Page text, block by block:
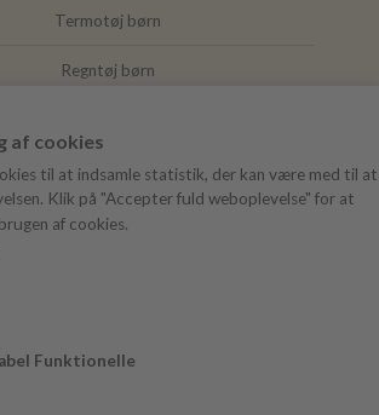
af cookies
til at indsamle statistik, der kan være med til at
Klik på "Accepter fuld weboplevelse" for at
af cookies.
Funktionelle
Termotøj børn
Regntøj børn
Mushie
Facebook